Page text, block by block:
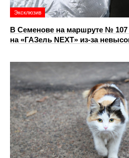
Эксклюзив
В Семенове на маршруте №
на «ГАЗель NEXT» из‑за